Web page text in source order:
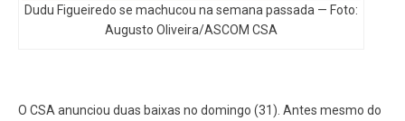
Dudu Figueiredo se machucou na semana passada — Foto:
Augusto Oliveira/ASCOM CSA
O CSA anunciou duas baixas no domingo (31). Antes mesmo do